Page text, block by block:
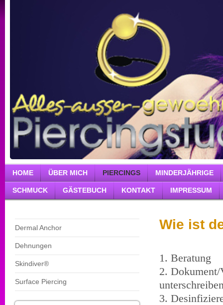
HOME ÜBER MICH PIERCINGS MINDERJÄHRIGE
SCHMUCK GÄSTEBUCH KONTAKT IMPRESSUM
Dermal Anchor
Dehnungen
Skindiver®
Surface Piercing
Wie ist
1. Beratung
2. Dokument/
3.